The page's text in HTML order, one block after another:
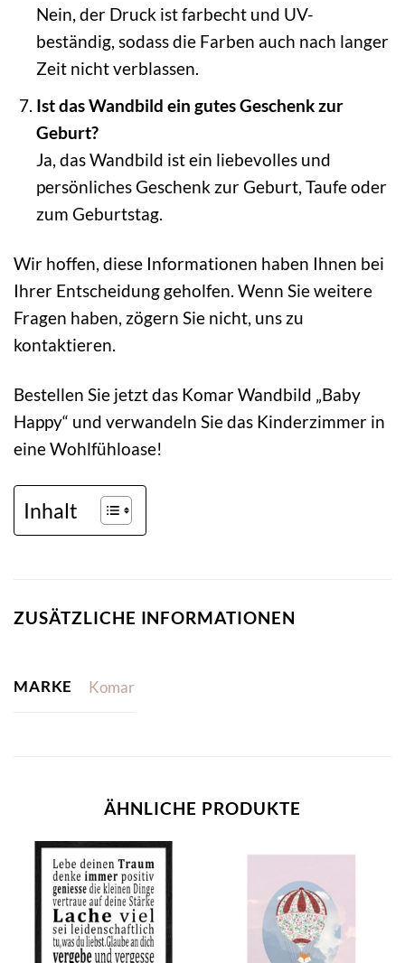
Nein, der Druck ist farbecht und UV-
beständig, sodass die Farben auch nach langer
Zeit nicht verblassen.
Ist das Wandbild ein gutes Geschenk zur
Geburt?
Ja, das Wandbild ist ein liebevolles und
persönliches Geschenk zur Geburt, Taufe oder
zum Geburtstag.
Wir hoffen, diese Informationen haben Ihnen bei
Ihrer Entscheidung geholfen. Wenn Sie weitere
Fragen haben, zögern Sie nicht, uns zu
kontaktieren.
Bestellen Sie jetzt das Komar Wandbild „Baby
Happy“ und verwandeln Sie das Kinderzimmer in
eine Wohlfühloase!
Inhalt
ZUSÄTZLICHE INFORMATIONEN
MARKE Komar
ÄHNLICHE PRODUKTE